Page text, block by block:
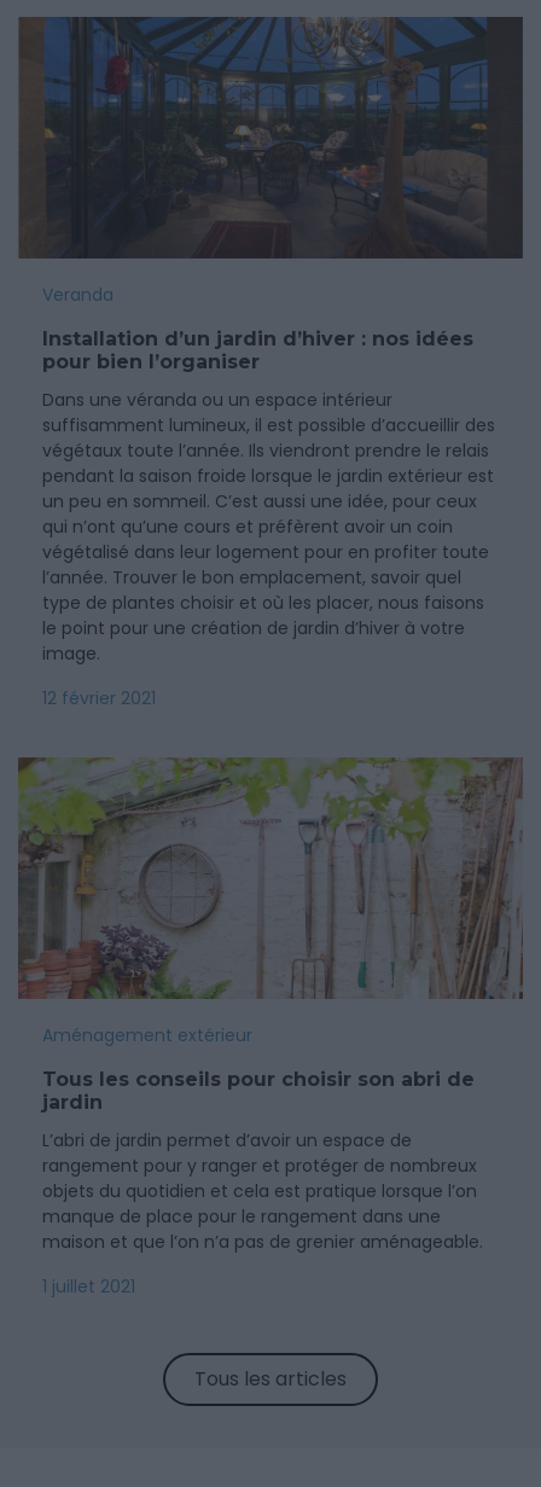
Veranda
Installation d’un jardin d’hiver : nos idées
pour bien l’organiser
Dans une véranda ou un espace intérieur
suffisamment lumineux, il est possible d’accueillir des
végétaux toute l’année. Ils viendront prendre le relais
pendant la saison froide lorsque le jardin extérieur est
un peu en sommeil. C’est aussi une idée, pour ceux
qui n’ont qu’une cours et préfèrent avoir un coin
végétalisé dans leur logement pour en profiter toute
l’année. Trouver le bon emplacement, savoir quel
type de plantes choisir et où les placer, nous faisons
le point pour une création de jardin d’hiver à votre
image.
12 février 2021
Aménagement extérieur
Tous les conseils pour choisir son abri de
jardin
L’abri de jardin permet d’avoir un espace de
rangement pour y ranger et protéger de nombreux
objets du quotidien et cela est pratique lorsque l’on
manque de place pour le rangement dans une
maison et que l’on n’a pas de grenier aménageable.
1 juillet 2021
Tous les articles